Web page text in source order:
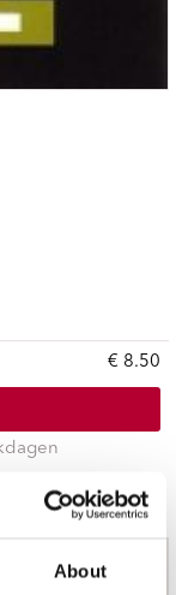
About
€ 8.50